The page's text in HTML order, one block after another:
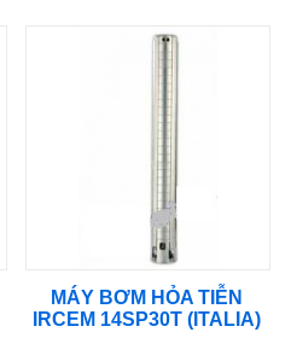
MÁY BƠM HỎA TIỄN
IRCEM 14SP30T (ITALIA)